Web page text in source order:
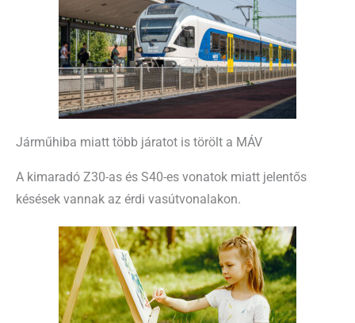
Járműhiba miatt több járatot is törölt a MÁV
A kimaradó Z30-as és S40-es vonatok miatt jelentős
késések vannak az érdi vasútvonalakon.